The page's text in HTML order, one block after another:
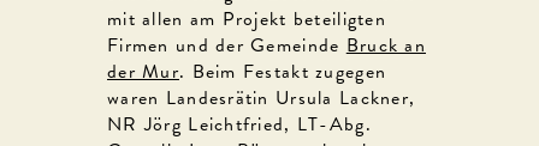
mit allen am Projekt beteiligten
Firmen und der Gemeinde Bruck an
der Mur. Beim Festakt zugegen
waren Landesrätin Ursula Lackner,
NR Jörg Leichtfried, LT-Abg.